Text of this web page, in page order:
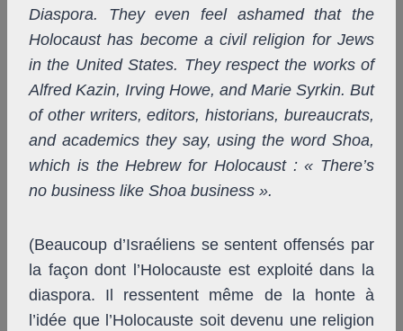
Diaspora. They even feel ashamed that the
Holocaust has become a civil religion for Jews
in the United States. They respect the works of
Alfred Kazin, Irving Howe, and Marie Syrkin. But
of other writers, editors, historians, bureaucrats,
and academics they say, using the word Shoa,
which is the Hebrew for Holocaust : « There’s
no business like Shoa business ».
(Beaucoup d’Israéliens se sentent offensés par
la façon dont l’Holocauste est exploité dans la
diaspora. Il ressentent même de la honte à
l’idée que l’Holocauste soit devenu une religion